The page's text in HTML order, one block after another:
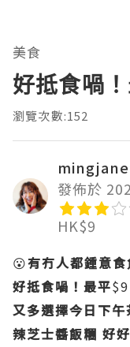
美食
好抵食喎
瀏覽次數:152
發佈於
HK$9
😮有冇人都鍾意食
好抵食喎！最平$9
又多選擇今日下
辣芝士醬飯糰 好好